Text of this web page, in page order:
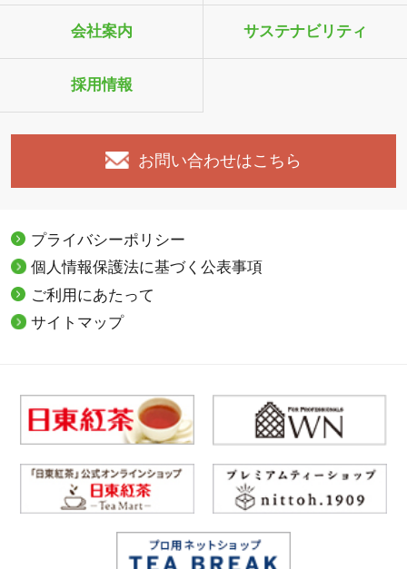
会社案内 サステナビリティ
採用情報
お問い合わせはこちら
プライバシーポリシー
個人情報保護法に基づく公表事項
ご利用にあたって
サイトマップ